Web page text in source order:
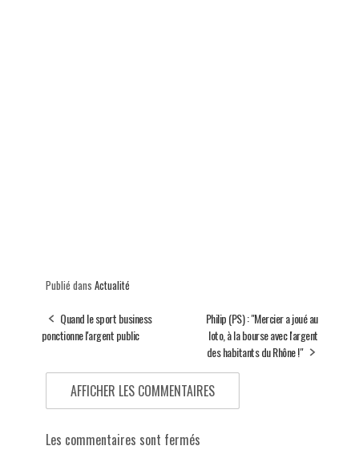
Publié dans Actualité
Quand le sport business
ponctionne l'argent public
Philip (PS) : "Mercier a joué au
loto, à la bourse avec l'argent
des habitants du Rhône !"
AFFICHER LES COMMENTAIRES
Les commentaires sont fermés